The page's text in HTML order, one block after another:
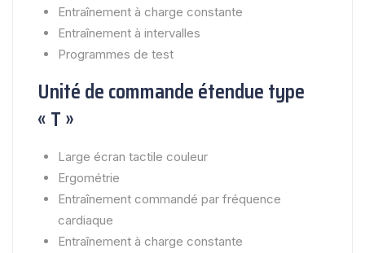
Entraînement à charge constante
Entraînement à intervalles
Programmes de test
Unité de commande étendue type
« T »
Large écran tactile couleur
Ergométrie
Entraînement commandé par fréquence
cardiaque
Entraînement à charge constante